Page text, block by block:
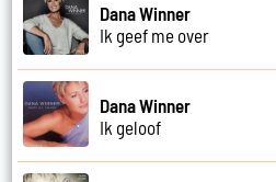
Dana Winner
Ik geef me over
Dana Winner
Ik geloof